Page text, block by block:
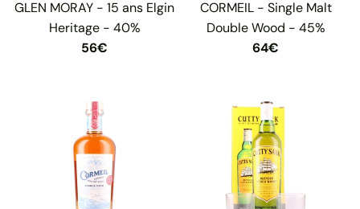
GLEN MORAY - 15 ans Elgin
Heritage - 40%
56€
CORMEIL - Single Malt
Double Wood - 45%
64€